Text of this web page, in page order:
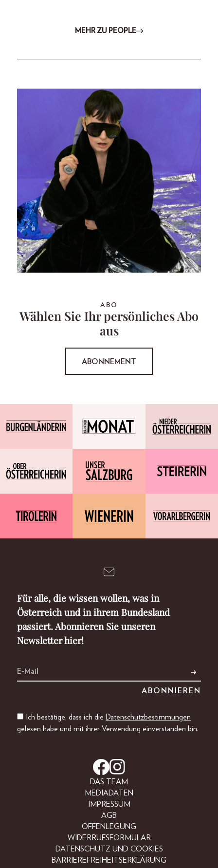
MEHR ZU PEOPLE
ABO
Wählen Sie Ihr persönliches Abo
aus
ABONNEMENT
Für alle, die wissen wollen, was in
Österreich und in ihrem Bundesland
passiert. Abonnieren Sie unseren
Newsletter hier!
Ich bestätige, dass ich die Datenschutzbestimmungen
gelesen habe und mit ihrer Verwendung einverstanden bin.
DAS TEAM
MEDIADATEN
IMPRESSUM
AGB
OFFENLEGUNG
WIDERRUFSFORMULAR
DATENSCHUTZ UND COOKIES
BARRIEREFREIHEITSERKLÄRUNG